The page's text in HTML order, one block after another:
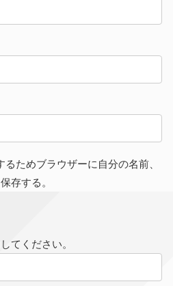
ためブラウザーに自分の名前、
存する。
てください。